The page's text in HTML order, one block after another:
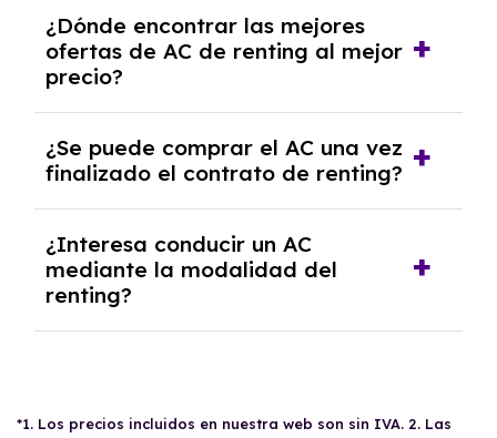
autónomos, justificante de ingresos y, en
algunos casos, un informe fiscal y un pago
inicial.
¿Dónde encontrar las mejores
ofertas de AC de renting al mejor
precio?
mejores ofertas de vehículos de renting con
todos los gastos incluidos y sin pagar
entradas.
¿Se puede comprar el AC una vez
finalizado el contrato de renting?
renting se puede adquirir el coche. En este
caso tendrán que analizar los años, la
cantidad de kilómetros recorridos y el coste
del mercado actual.
¿Interesa conducir un AC
mediante la modalidad del
renting?
gusta cambiar de coche cada pocos años.
*1. Los precios incluidos en nuestra web son sin IVA. 2. Las